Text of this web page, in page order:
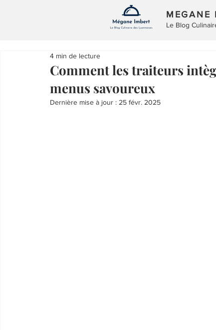
MEGANE
Le Blog
Comment les traiteurs
menus savoureux
4 min de lecture
Dernière mise à jour : 25 févr. 2025